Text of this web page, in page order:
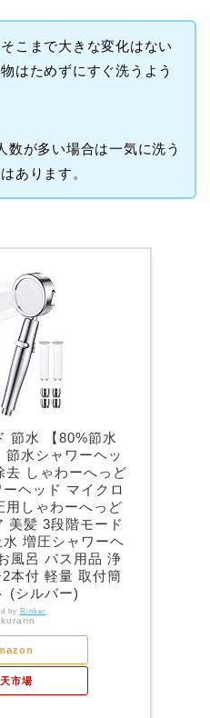
こまで大きな変化はない
はためずにすぐ洗うよう
数が多い場合は一気に洗う
あります。
節水 【80%節水
水シャワーヘッ
去 しゃわーへっど
ヘッド マイクロ
用しゃわーへっど
美髪 3段階モード
増圧シャワーヘ
風呂 バス用品 浄
本付 軽量 取付簡
(シルバー)
by Rinker
市場